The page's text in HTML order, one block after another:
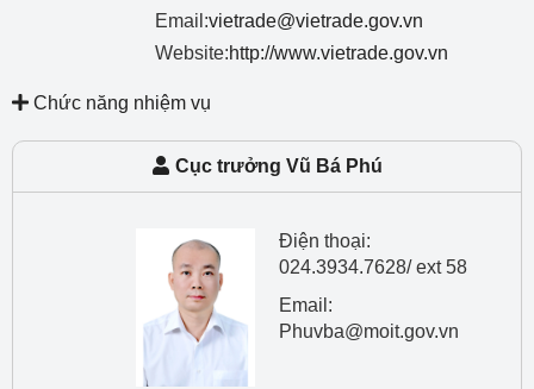
Email:vietrade@vietrade.gov.vn
Website:http://www.vietrade.gov.vn
Chức năng nhiệm vụ
Cục trưởng Vũ Bá Phú
Điện thoại:
024.3934.7628/ ext 58
Email:
Phuvba@moit.gov.vn